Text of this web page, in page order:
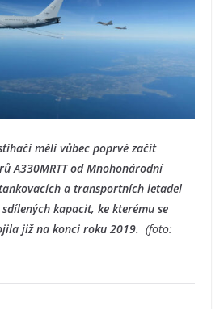
měli vůbec poprvé začít
A330MRTT od Mnohonárodní
a transportních letadel
kapacit, ke kterému se
již na konci roku 2019. (foto: